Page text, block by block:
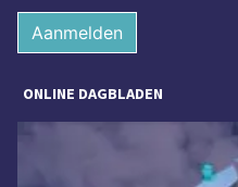
Aanmelden
ONLINE DAGBLADEN